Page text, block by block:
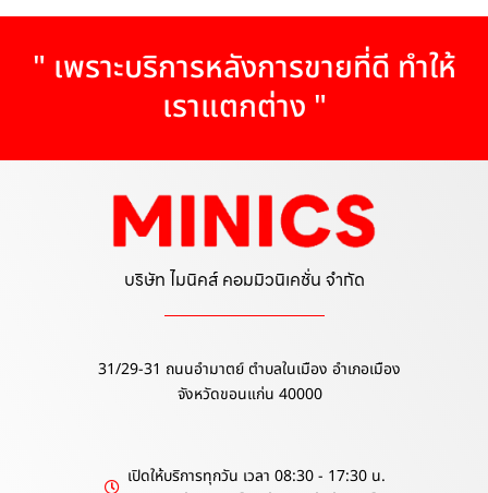
" เพราะบริการหลังการขายที่ดี ทำให้
เราแตกต่าง "
บริษัท ไมนิคส์ คอมมิวนิเคชั่น จำกัด
31/29-31 ถนนอำมาตย์ ตำบลในเมือง อำเภอเมือง
จังหวัดขอนแก่น 40000
เปิดให้บริการทุกวัน เวลา 08:30 - 17:30 น.